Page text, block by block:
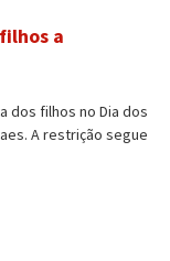
a
dos filhos no Dia dos
A restrição segue